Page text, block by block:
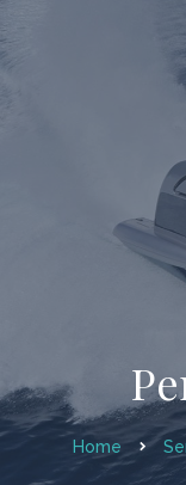
Home